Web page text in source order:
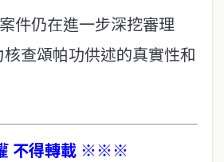
件仍在進一步深挖審理
查頌帕功供述的真實性和
不得轉載 ※※※